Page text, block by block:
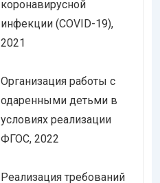
коронавирусной
инфекции (COVID-19),
2021
Организация работы с
одаренными детьми в
условиях реализации
ФГОС, 2022
Реализация требований